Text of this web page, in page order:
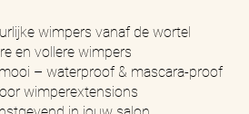
wimpers vanaf de wortel
en vollere wimpers
– waterproof & mascara-proof
wimperextensions